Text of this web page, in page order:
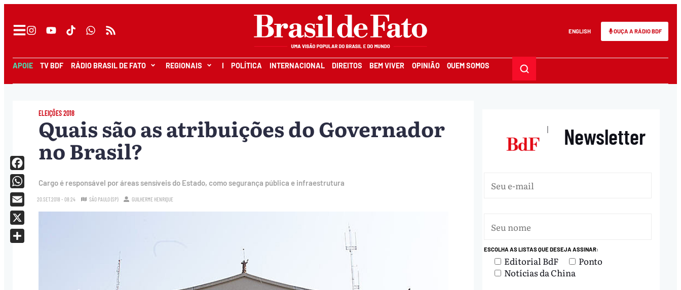
ENGLISH OUÇA A RÁDIO BDF
APOIE TV BDF RÁDIO BRASIL DE FATO REGIONAIS I POLÍTICA INTERNACIONAL DIREITOS BEM VIVER OPINIÃO QUEM SOMOS
ELEIÇÕES 2018
Quais são as atribuições do Governador
no Brasil?
Cargo é responsável por áreas sensíveis do Estado, como segurança pública e infraestrutura
20.SET.2018 - 08:24 SÃO PAULO (SP) GUILHERME HENRIQUE
Facebook
WhatsApp
Email
X
| Newsletter
ESCOLHA AS LISTAS QUE DESEJA ASSINAR:
Editorial BdF
Ponto
Notícias da China